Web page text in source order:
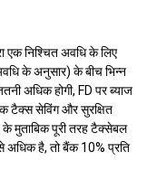
एक निश्चित अवधि के लिए
के अनुसार) के बीच भिन्न
अधिक होगी, FD पर ब्याज
टैक्स सेविंग और सुरक्षित
मुताबिक पूरी तरह टैक्सेबल
अधिक है, तो बैंक 10% प्रति